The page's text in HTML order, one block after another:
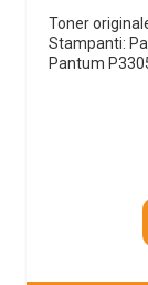
Toner
Stampanti:
Pantum